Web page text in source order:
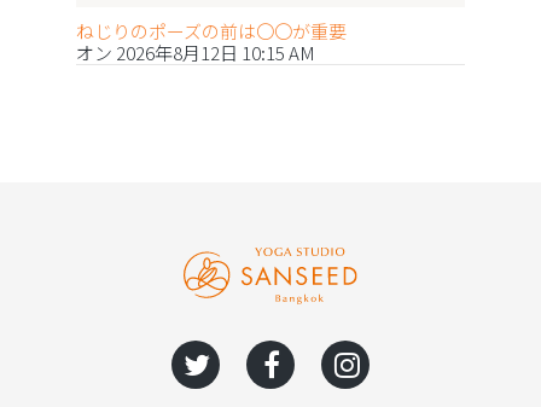
ねじりのポーズの前は〇〇が重要
オン 2026年8月12日 10:15 AM